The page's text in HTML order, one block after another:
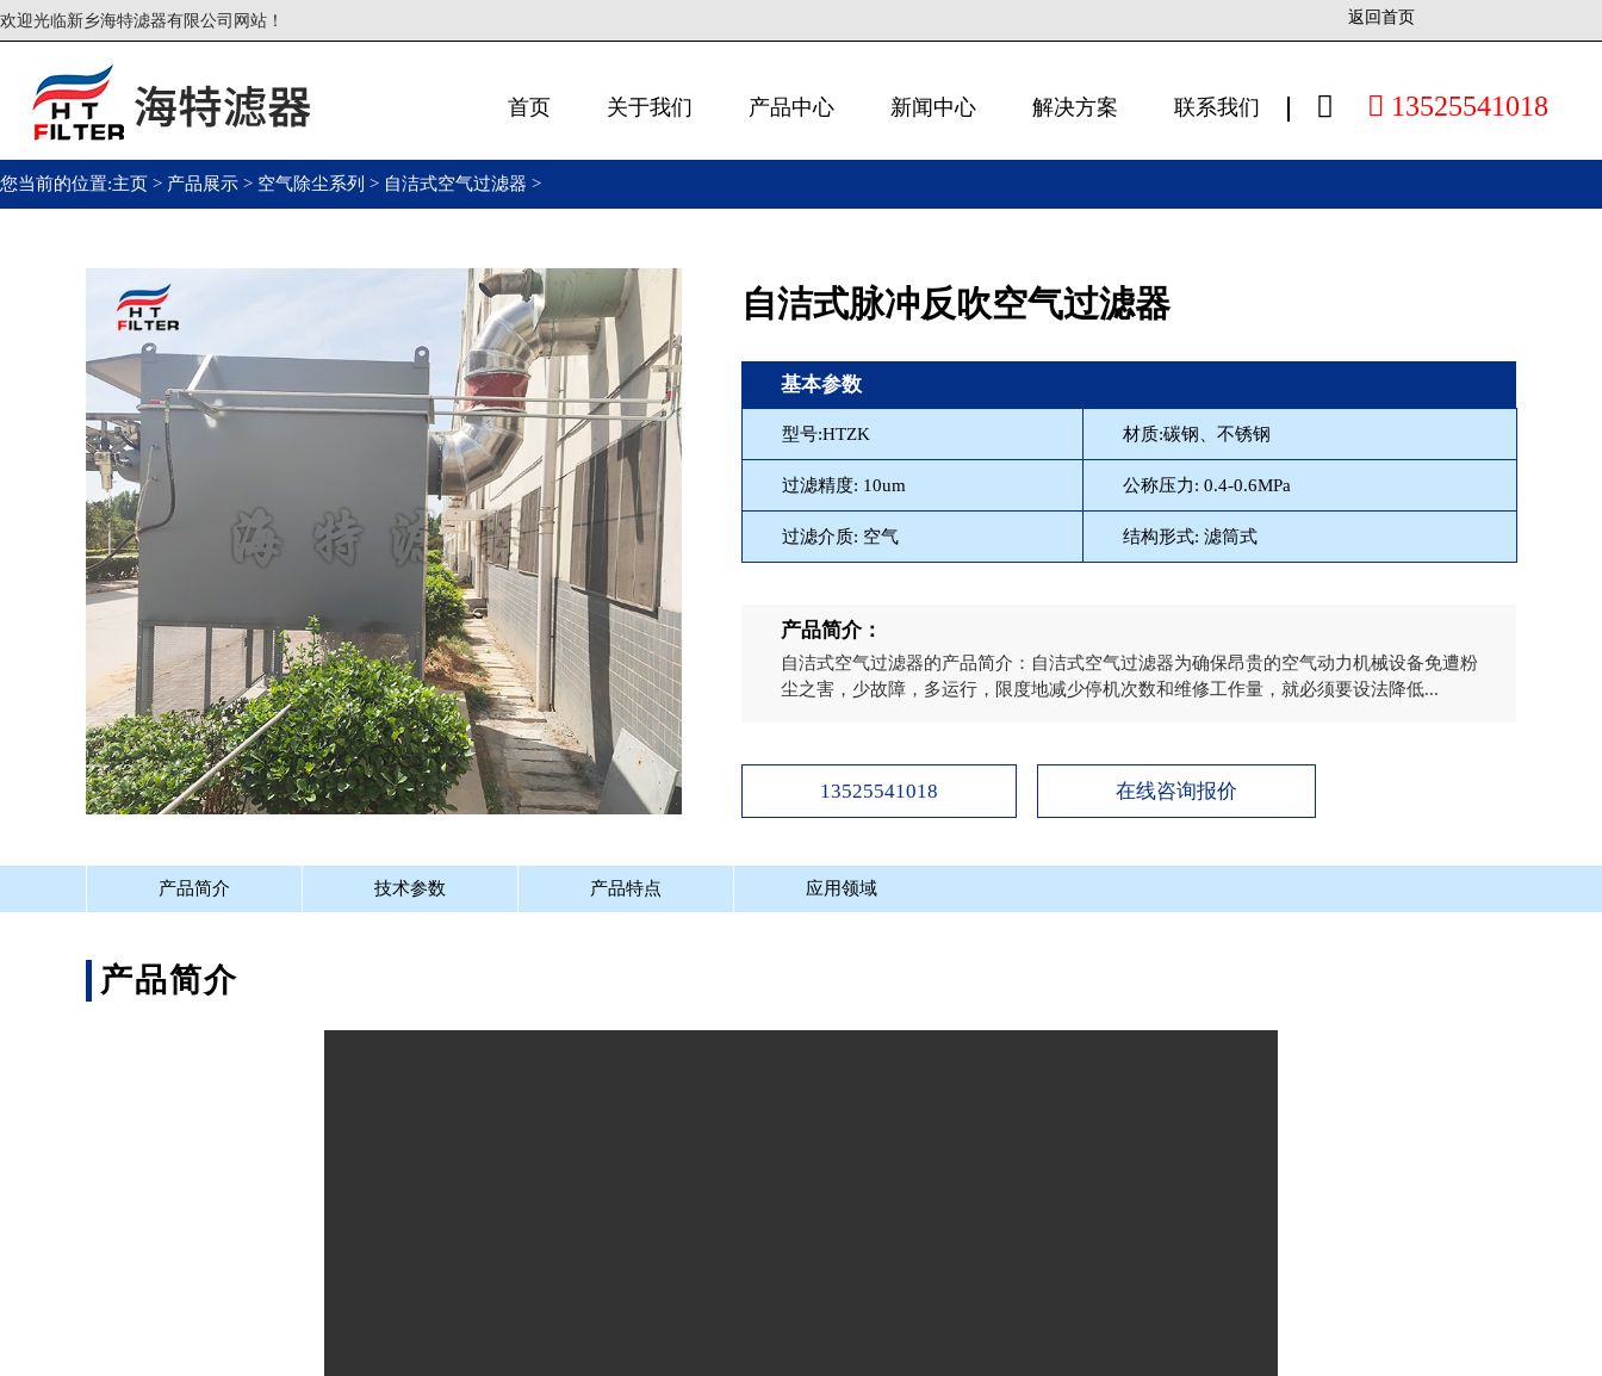
欢迎光临新乡海特滤器有限公司网站！ 返回首页
首页 关于我们 产品中心 新闻中心 解决方案 联系我们  13525541018
您当前的位置:主页 > 产品展示 > 空气除尘系列 > 自洁式空气过滤器 >
自洁式脉冲反吹空气过滤器
基本参数
型号:HTZK 材质:碳钢、不锈钢
过滤精度: 10um 公称压力: 0.4-0.6MPa
过滤介质: 空气 结构形式: 滤筒式
产品简介：
自洁式空气过滤器的产品简介：自洁式空气过滤器为确保昂贵的空气动力机械设备免遭粉
尘之害，少故障，多运行，限度地减少停机次数和维修工作量，就必须要设法降低...
13525541018 在线咨询报价
产品简介 技术参数 产品特点 应用领域
产品简介